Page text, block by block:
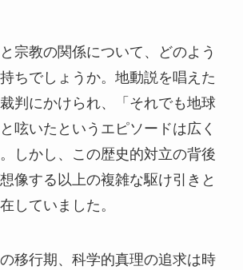
宗教の関係について、どのよう
ちでしょうか。地動説を唱えた
判にかけられ、「それでも地球
呟いたというエピソードは広く
しかし、この歴史的対立の背後
像する以上の複雑な駆け引きと
していました。
移行期、科学的真理の追求は時